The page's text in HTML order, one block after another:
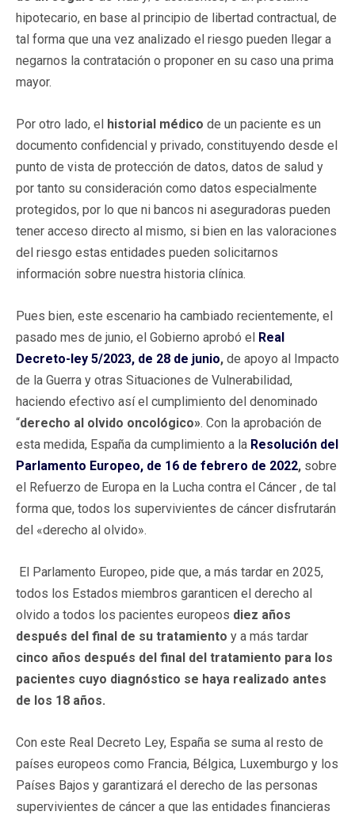
hipotecario, en base al principio de libertad contractual, de
tal forma que una vez analizado el riesgo pueden llegar a
negarnos la contratación o proponer en su caso una prima
mayor.
Por otro lado, el historial médico de un paciente es un
documento confidencial y privado, constituyendo desde el
punto de vista de protección de datos, datos de salud y
por tanto su consideración como datos especialmente
protegidos, por lo que ni bancos ni aseguradoras pueden
tener acceso directo al mismo, si bien en las valoraciones
del riesgo estas entidades pueden solicitarnos
información sobre nuestra historia clínica.
Pues bien, este escenario ha cambiado recientemente, el
pasado mes de junio, el Gobierno aprobó el Real
Decreto-ley 5/2023, de 28 de junio, de apoyo al Impacto
de la Guerra y otras Situaciones de Vulnerabilidad,
haciendo efectivo así el cumplimiento del denominado
“derecho al olvido oncológico». Con la aprobación de
esta medida, España da cumplimiento a la Resolución del
Parlamento Europeo, de 16 de febrero de 2022, sobre
el Refuerzo de Europa en la Lucha contra el Cáncer , de tal
forma que, todos los supervivientes de cáncer disfrutarán
del «derecho al olvido».
El Parlamento Europeo, pide que, a más tardar en 2025,
todos los Estados miembros garanticen el derecho al
olvido a todos los pacientes europeos diez años
después del final de su tratamiento y a más tardar
cinco años después del final del tratamiento para los
pacientes cuyo diagnóstico se haya realizado antes
de los 18 años.
Con este Real Decreto Ley, España se suma al resto de
países europeos como Francia, Bélgica, Luxemburgo y los
Países Bajos y garantizará el derecho de las personas
supervivientes de cáncer a que las entidades financieras